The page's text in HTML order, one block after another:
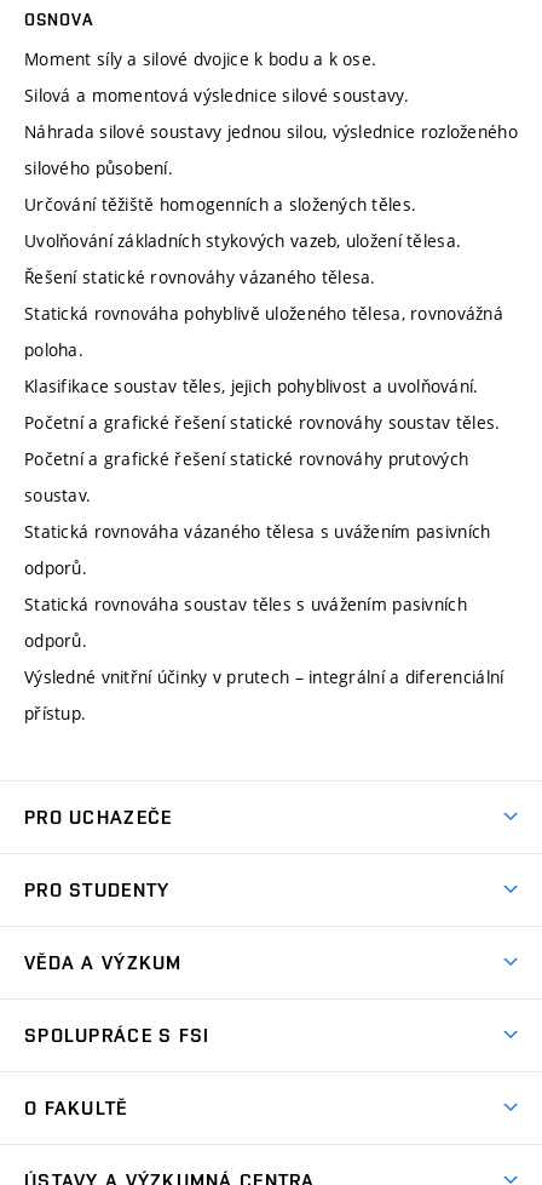
OSNOVA
Moment síly a silové dvojice k bodu a k ose.
Silová a momentová výslednice silové soustavy.
Náhrada silové soustavy jednou silou, výslednice rozloženého
silového působení.
Určování těžiště homogenních a složených těles.
Uvolňování základních stykových vazeb, uložení tělesa.
Řešení statické rovnováhy vázaného tělesa.
Statická rovnováha pohyblivě uloženého tělesa, rovnovážná
poloha.
Klasifikace soustav těles, jejich pohyblivost a uvolňování.
Početní a grafické řešení statické rovnováhy soustav těles.
Početní a grafické řešení statické rovnováhy prutových
soustav.
Statická rovnováha vázaného tělesa s uvážením pasivních
odporů.
Statická rovnováha soustav těles s uvážením pasivních
odporů.
Výsledné vnitřní účinky v prutech – integrální a diferenciální
přístup.
PRO UCHAZEČE
Ambasadoři studia
Zápisy
Dny otevřených dveří
PRO STUDENTY
Studijní předpisy
Pro prváky
VĚDA A VÝZKUM
Oblasti výzkumu
SPOLUPRÁCE S FSI
Nejvýznamnější partneři
O FAKULTĚ